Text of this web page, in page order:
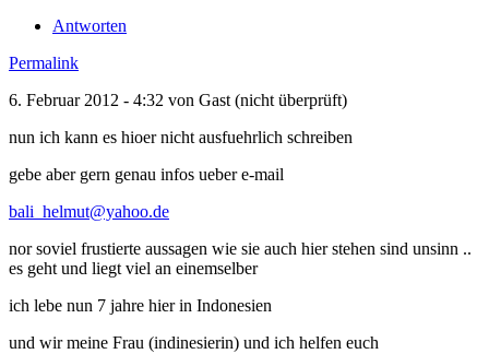
Antworten
Permalink
6. Februar 2012 - 4:32 von Gast (nicht überprüft)
nun ich kann es hioer nicht ausfuehrlich schreiben
gebe aber gern genau infos ueber e-mail
bali_helmut@yahoo.de
nor soviel frustierte aussagen wie sie auch hier stehen sind unsinn ..
es geht und liegt viel an einemselber
ich lebe nun 7 jahre hier in Indonesien
und wir meine Frau (indinesierin) und ich helfen euch